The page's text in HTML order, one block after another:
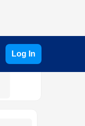
Log In